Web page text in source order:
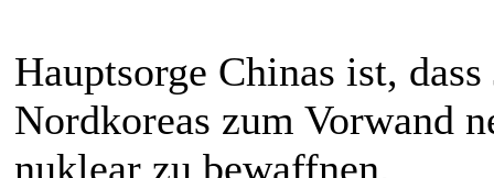
Hauptsorge Chinas ist,
Nordkoreas zum Vorwand
nuklear zu bewaffnen.